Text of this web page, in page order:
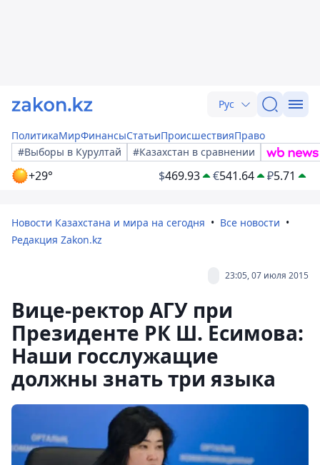
Рус
ПолитикаМирФинансыСтатьиПроисшествияПраво
#Выборы в Курултай
#Казахстан в сравнении
+29° $469.93 €541.64 ₽5.71
Новости Казахстана и мира на сегодня
Все новости
Редакция Zakon.kz
23:05, 07 июля 2015
Вице-ректор АГУ при
Президенте РК Ш. Есимова:
Наши госслужащие
должны знать три языка